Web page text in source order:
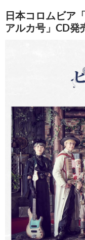
日本コロムビア
アルカ号」CD発